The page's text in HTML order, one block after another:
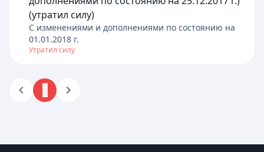
(утратил силу)
C изменениями и дополнениями по состоянию на
01.01.2018 г.
Утратил силу